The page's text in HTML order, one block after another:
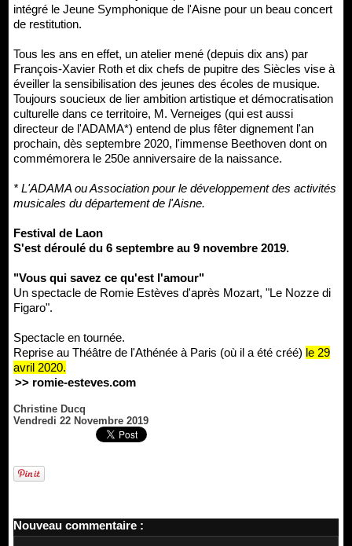
intégré le Jeune Symphonique de l'Aisne pour un beau concert
de restitution.
Tous les ans en effet, un atelier mené (depuis dix ans) par
François-Xavier Roth et dix chefs de pupitre des Siècles vise à
éveiller la sensibilisation des jeunes des écoles de musique.
Toujours soucieux de lier ambition artistique et démocratisation
culturelle dans ce territoire, M. Verneiges (qui est aussi
directeur de l'ADAMA*) entend de plus fêter dignement l'an
prochain, dès septembre 2020, l'immense Beethoven dont on
commémorera le 250e anniversaire de la naissance.
* L'ADAMA ou Association pour le développement des activités
musicales du département de l'Aisne.
Festival de Laon
S'est déroulé du 6 septembre au 9 novembre 2019.
"Vous qui savez ce qu'est l'amour"
Un spectacle de Romie Estèves d'après Mozart, "Le Nozze di
Figaro".
Spectacle en tournée.
Reprise au Théâtre de l'Athénée à Paris (où il a été créé) le 29
avril 2020.
>> romie-esteves.com
Christine Ducq
Vendredi 22 Novembre 2019
Nouveau commentaire :